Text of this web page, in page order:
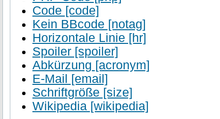
Code [code]
Kein BBcode [notag]
Horizontale Linie [hr]
Spoiler [spoiler]
Abkürzung [acronym]
E-Mail [email]
Schriftgröße [size]
Wikipedia [wikipedia]